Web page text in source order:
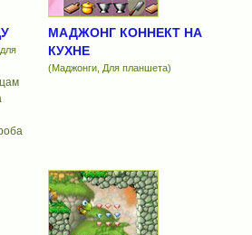
МАДЖОНГ КОННЕКТ НА
КУХНЕ
(Маджонги, Для планшета)